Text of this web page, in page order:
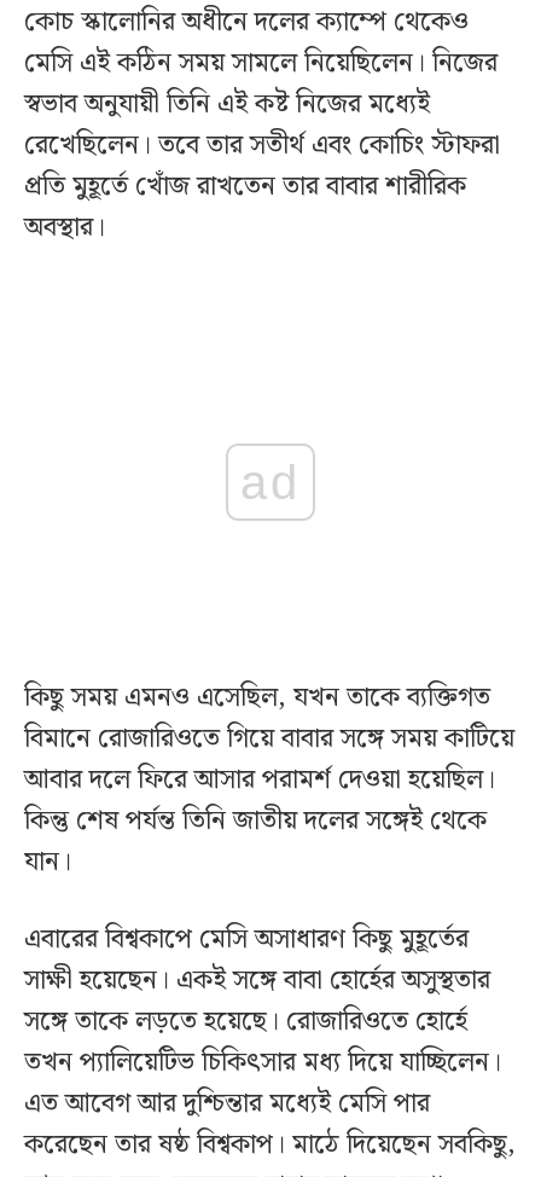
কোচ স্কালোনির অধীনে দলের ক্যাম্পে থেকেও
মেসি এই কঠিন সময় সামলে নিয়েছিলেন। নিজের
স্বভাব অনুযায়ী তিনি এই কষ্ট নিজের মধ্যেই
রেখেছিলেন। তবে তার সতীর্থ এবং কোচিং স্টাফরা
প্রতি মুহূর্তে খোঁজ রাখতেন তার বাবার শারীরিক
অবস্থার।
ad
কিছু সময় এমনও এসেছিল, যখন তাকে ব্যক্তিগত
বিমানে রোজারিওতে গিয়ে বাবার সঙ্গে সময় কাটিয়ে
আবার দলে ফিরে আসার পরামর্শ দেওয়া হয়েছিল।
কিন্তু শেষ পর্যন্ত তিনি জাতীয় দলের সঙ্গেই থেকে
যান।
এবারের বিশ্বকাপে মেসি অসাধারণ কিছু মুহূর্তের
সাক্ষী হয়েছেন। একই সঙ্গে বাবা হোর্হের অসুস্থতার
সঙ্গে তাকে লড়তে হয়েছে। রোজারিওতে হোর্হে
তখন প্যালিয়েটিভ চিকিৎসার মধ্য দিয়ে যাচ্ছিলেন।
এত আবেগ আর দুশ্চিন্তার মধ্যেই মেসি পার
করেছেন তার ষষ্ঠ বিশ্বকাপ। মাঠে দিয়েছেন সবকিছু,